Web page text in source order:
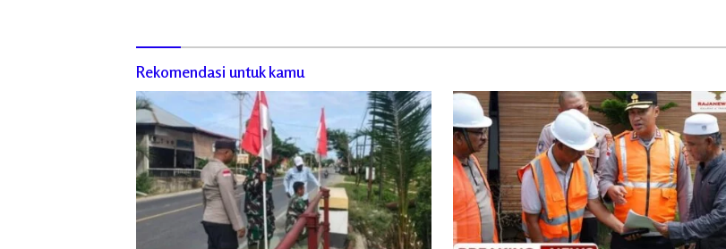
Rekomendasi untuk kamu